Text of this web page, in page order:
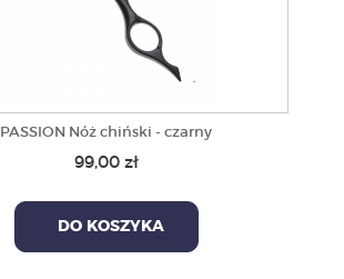
PASSION Nóż chiński - czarny
99,00 zł
DO KOSZYKA